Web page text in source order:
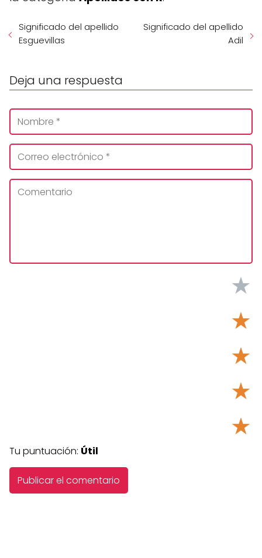
Significado del apellido
Esguevillas
Significado del apellido
Adil
Deja una respuesta
★
★
★
★
★
Tu puntuación: Útil